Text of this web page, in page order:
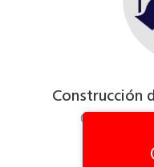
Construcción